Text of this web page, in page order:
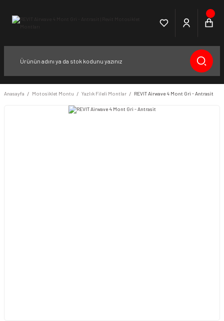
Anasayfa Motosiklet Montu Yazlık Fileli Montlar REVIT Airwave 4 Mont Gri - Antrasit